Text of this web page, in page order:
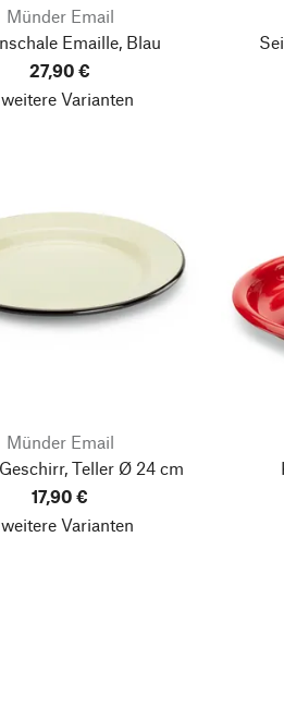
Münder Email
Emaille, Blau
27,90 €
Varianten
Münder Email
Teller Ø 24 cm
17,90 €
Varianten